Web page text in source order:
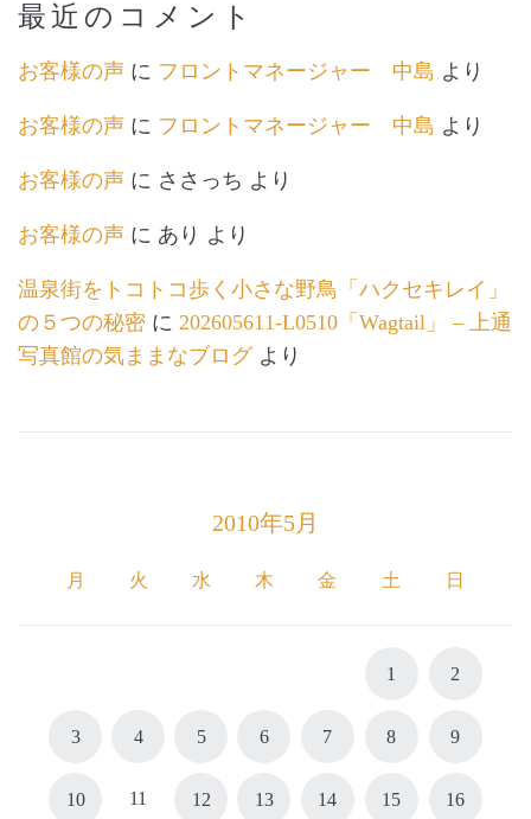
最近のコメント
お客様の声 に フロントマネージャー 中島 より
お客様の声 に フロントマネージャー 中島 より
お客様の声 に ささっち より
お客様の声 に あり より
温泉街をトコトコ歩く小さな野鳥「ハクセキレイ」
の５つの秘密 に 202605611-L0510「Wagtail」 – 上通
写真館の気ままなブログより
2010年5月
月 火 水 木 金 土 日
1 2
3 4 5 6 7 8 9
10 11 12 13 14 15 16